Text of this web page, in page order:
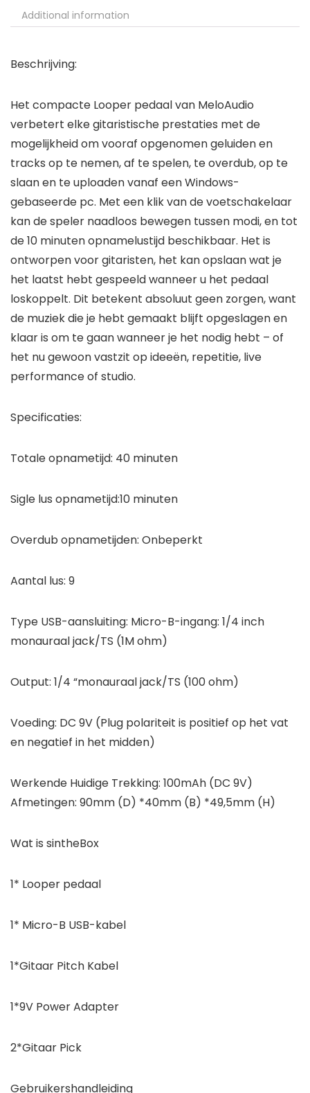
Additional information
Beschrijving:
Het compacte Looper pedaal van MeloAudio
verbetert elke gitaristische prestaties met de
mogelijkheid om vooraf opgenomen geluiden en
tracks op te nemen, af te spelen, te overdub, op te
slaan en te uploaden vanaf een Windows-
gebaseerde pc. Met een klik van de voetschakelaar
kan de speler naadloos bewegen tussen modi, en tot
de 10 minuten opnamelustijd beschikbaar. Het is
ontworpen voor gitaristen, het kan opslaan wat je
het laatst hebt gespeeld wanneer u het pedaal
loskoppelt. Dit betekent absoluut geen zorgen, want
de muziek die je hebt gemaakt blijft opgeslagen en
klaar is om te gaan wanneer je het nodig hebt – of
het nu gewoon vastzit op ideeën, repetitie, live
performance of studio.
Specificaties:
Totale opnametijd: 40 minuten
Sigle lus opnametijd:10 minuten
Overdub opnametijden: Onbeperkt
Aantal lus: 9
Type USB-aansluiting: Micro-B-ingang: 1/4 inch
monauraal jack/TS (1M ohm)
Output: 1/4 “monauraal jack/TS (100 ohm)
Voeding: DC 9V (Plug polariteit is positief op het vat
en negatief in het midden)
Werkende Huidige Trekking: 100mAh (DC 9V)
Afmetingen: 90mm (D) *40mm (B) *49,5mm (H)
Wat is sintheBox
1* Looper pedaal
1* Micro-B USB-kabel
1*Gitaar Pitch Kabel
1*9V Power Adapter
2*Gitaar Pick
Gebruikershandleiding